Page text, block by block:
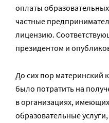
оплаты
частные
лицензию.
президентом и
До сих пор материнский
было потратить на
в организациях,
образовательные